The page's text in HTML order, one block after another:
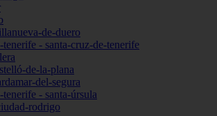
de-duero
tenerife - santa-cruz-de-tenerife
de-la-plana
del-segura
tenerife - santa-úrsula
rodrigo